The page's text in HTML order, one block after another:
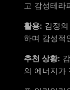
고 감성테라
활용: 감정
하며 감성적
추천 상황:
의 에너지가